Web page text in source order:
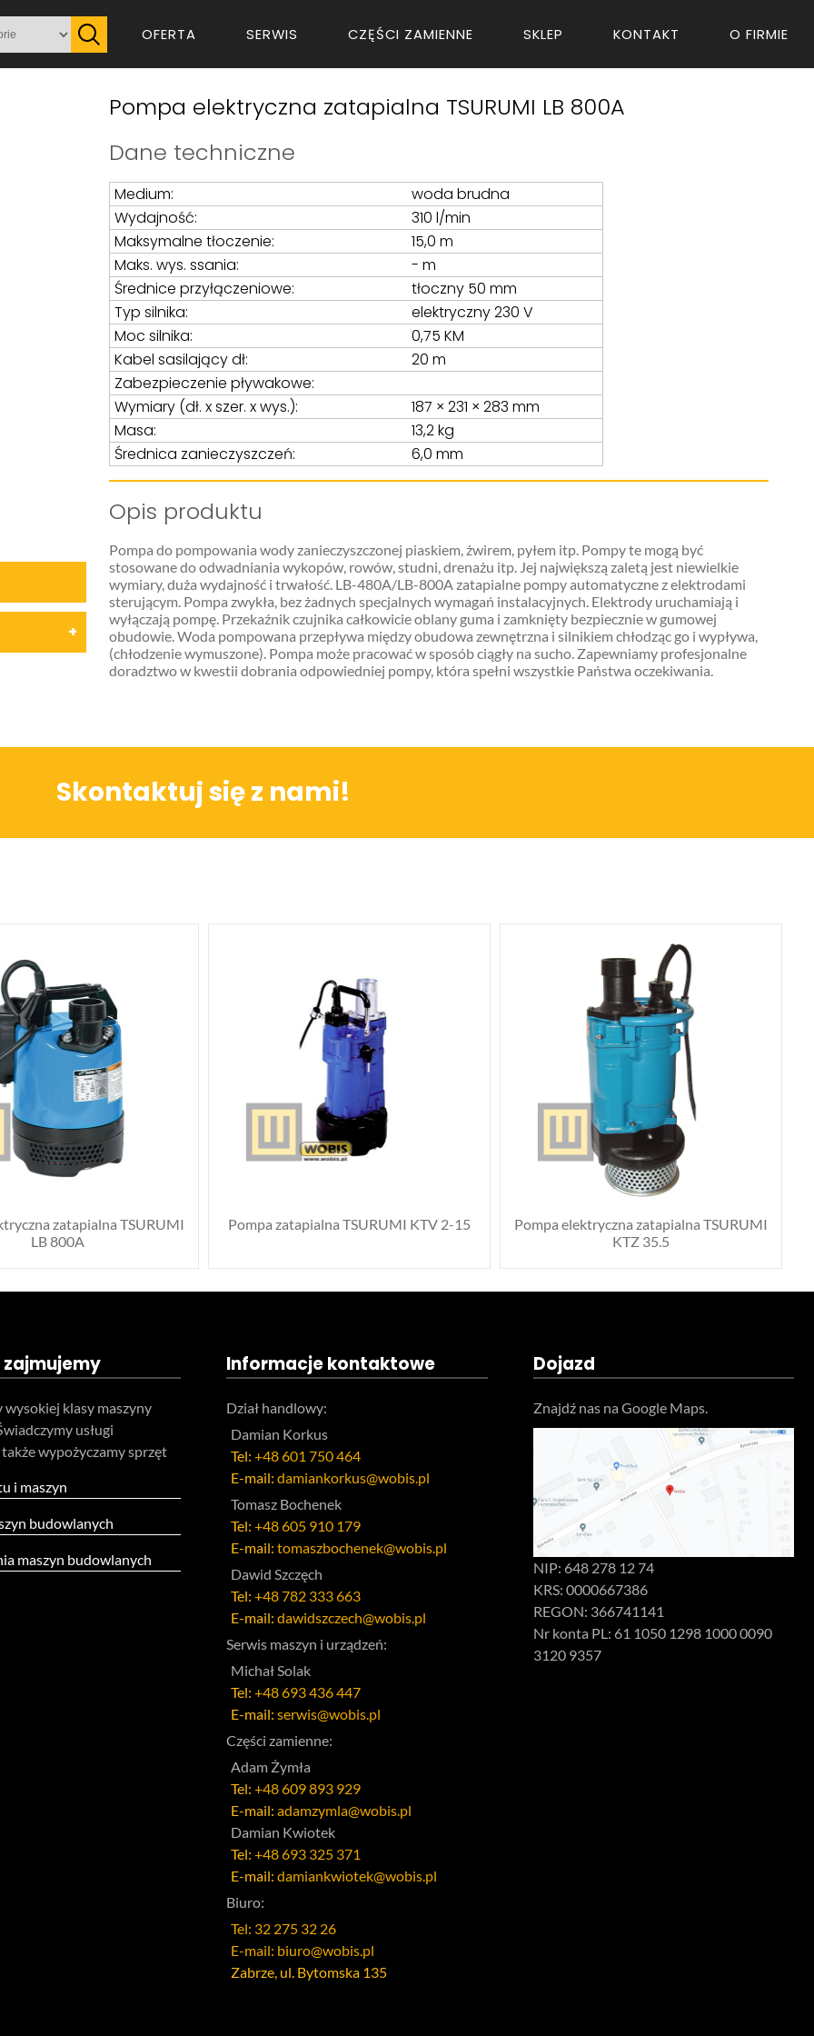
OFERTA SERWIS CZĘŚCI ZAMIENNE SKLEP KONTAKT O FIRMIE
Pompa elektryczna zatapialna TSURUMI LB 800A
Dane techniczne
Medium:
woda brudna
Wydajność:
310 l/min
Maksymalne tłoczenie:
15,0 m
Maks. wys. ssania:
- m
Średnice przyłączeniowe:
tłoczny 50 mm
Typ silnika:
elektryczny 230 V
Moc silnika:
0,75 KM
Kabel sasilający dł:
20 m
Zabezpieczenie pływakowe:
Wymiary (dł. x szer. x wys.):
187 × 231 × 283 mm
Masa:
13,2 kg
Średnica zanieczyszczeń:
6,0 mm
Opis produktu
Pompa do pompowania wody zanieczyszczonej piaskiem, żwirem, pyłem itp. Pompy te mogą być
stosowane do odwadniania wykopów, rowów, studni, drenażu itp. Jej największą zaletą jest niewielkie
wymiary, duża wydajność i trwałość. LB-480A/LB-800A zatapialne pompy automatyczne z elektrodami
sterującym. Pompa zwykła, bez żadnych specjalnych wymagań instalacyjnych. Elektrody uruchamiają i
wyłączają pompę. Przekaźnik czujnika całkowicie oblany guma i zamknięty bezpiecznie w gumowej
obudowie. Woda pompowana przepływa między obudowa zewnętrzna i silnikiem chłodząc go i wypływa,
(chłodzenie wymuszone). Pompa może pracować w sposób ciągły na sucho. Zapewniamy profesjonalne
doradztwo w kwestii dobrania odpowiedniej pompy, która spełni wszystkie Państwa oczekiwania.
Skontaktuj się z nami!
zatapialna TSURUMI
LB 800A
Pompa zatapialna TSURUMI KTV 2-15
Pompa elektryczna zatapialna TSURUMI
KTZ 35.5
zajmujemy
wysokiej klasy maszyny
usługi
wypożyczamy sprzęt
i maszyn
budowlanych
maszyn budowlanych
Informacje kontaktowe
Dział handlowy:
Damian Korkus
Tel: +48 601 750 464
E-mail: damiankorkus@wobis.pl
Tomasz Bochenek
Tel: +48 605 910 179
E-mail: tomaszbochenek@wobis.pl
Dawid Szczęch
Tel: +48 782 333 663
E-mail: dawidszczech@wobis.pl
Serwis maszyn i urządzeń:
Michał Solak
Tel: +48 693 436 447
E-mail: serwis@wobis.pl
Części zamienne:
Adam Żymła
Tel: +48 609 893 929
E-mail: adamzymla@wobis.pl
Damian Kwiotek
Tel: +48 693 325 371
E-mail: damiankwiotek@wobis.pl
Biuro:
Tel: 32 275 32 26
E-mail: biuro@wobis.pl
Zabrze, ul. Bytomska 135
Dojazd
Znajdź nas na Google Maps.
NIP: 648 278 12 74
KRS: 0000667386
REGON: 366741141
Nr konta PL: 61 1050 1298 1000 0090
3120 9357